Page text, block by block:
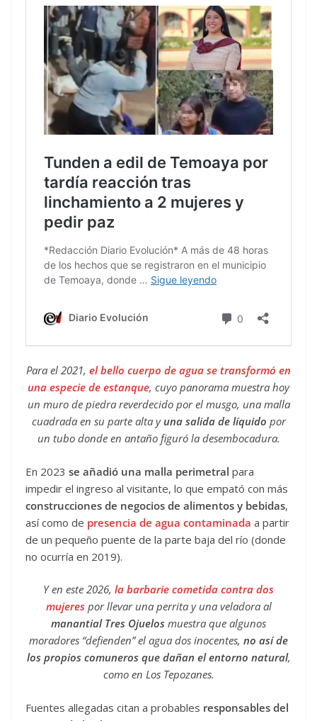
Para el 2021, el bello cuerpo de agua se transformó en
una especie de estanque, cuyo panorama muestra hoy
un muro de piedra reverdecido por el musgo, una malla
cuadrada en su parte alta yuna salida de líquido por
un tubo donde en antaño figuró la desembocadura.
En 2023 se añadió una malla perimetral para
impedir el ingreso al visitante, lo que empató con más
construcciones de negocios de alimentos y bebidas,
así como de presencia de agua contaminada a partir
de un pequeño puente de la parte baja del río (donde
no ocurría en 2019).
Y en este 2026, la barbarie cometida contra dos
mujeres por llevar una perrita y una veladora al
manantial Tres Ojuelos muestra que algunos
moradores “defienden” el agua dos inocentes, no así de
los propios comuneros que dañan el entorno natural,
como en Los Tepozanes.
Fuentes allegadas citan a probables responsables del